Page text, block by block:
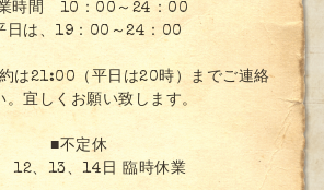
時間 10：00～24：00
日は、19：00～24：00
は21:00（平日は20時）までご連絡
。宜しくお願い致します。
■不定休
12、13、14日 臨時休業